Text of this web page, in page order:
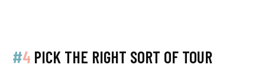
#4 PICK THE RIGHT SORT OF TOUR